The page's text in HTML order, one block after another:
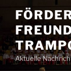
Inhalt
springen
Aktuelle